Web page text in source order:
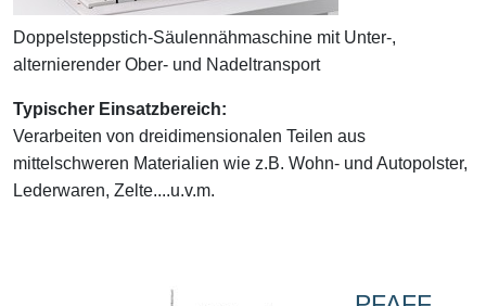
Doppelsteppstich-Säulennähmaschine mit Unter-,
alternierender Ober- und Nadeltransport
Typischer Einsatzbereich:
Verarbeiten von dreidimensionalen Teilen aus
mittelschweren Materialien wie z.B. Wohn- und Autopolster,
Lederwaren, Zelte....u.v.m.